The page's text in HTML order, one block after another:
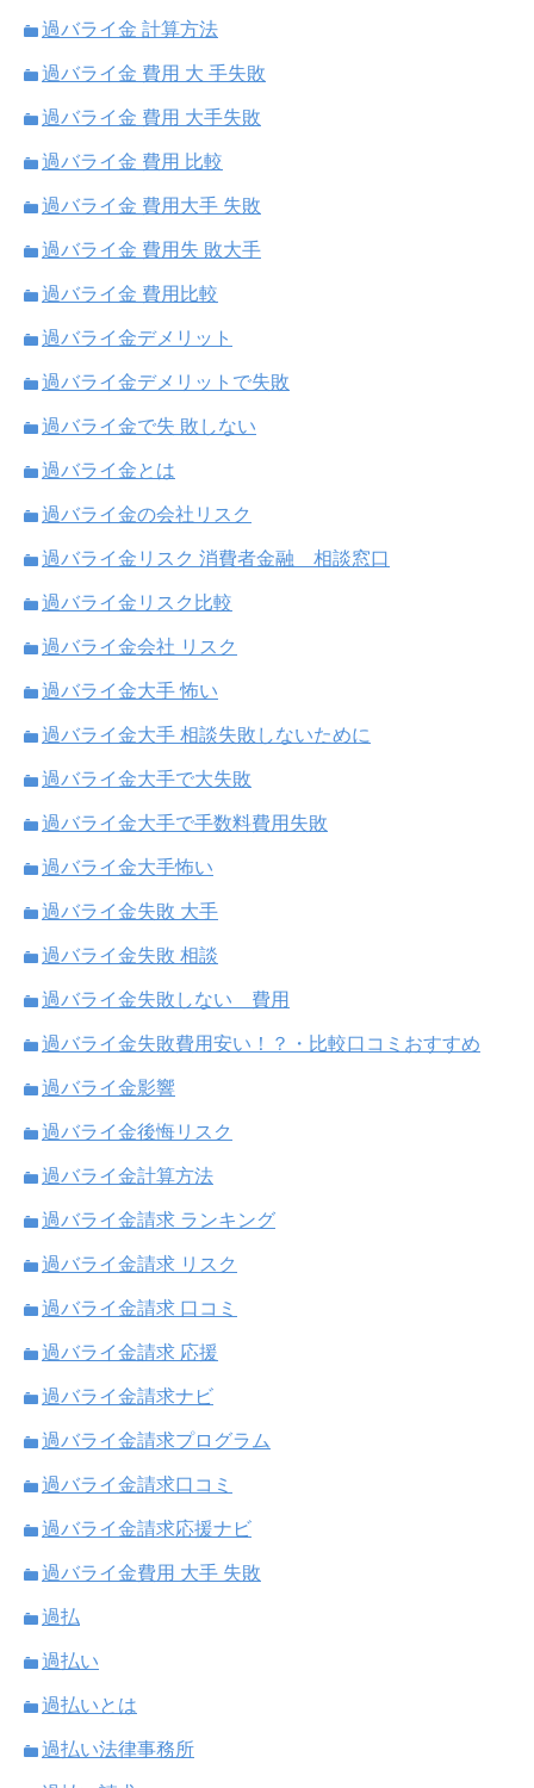
過バライ金 計算方法
過バライ金 費用 大 手失敗
過バライ金 費用 大手失敗
過バライ金 費用 比較
過バライ金 費用大手 失敗
過バライ金 費用失 敗大手
過バライ金 費用比較
過バライ金デメリット
過バライ金デメリットで失敗
過バライ金で失 敗しない
過バライ金とは
過バライ金の会社リスク
過バライ金リスク 消費者金融 相談窓口
過バライ金リスク比較
過バライ金会社 リスク
過バライ金大手 怖い
過バライ金大手 相談失敗しないために
過バライ金大手で大失敗
過バライ金大手で手数料費用失敗
過バライ金大手怖い
過バライ金失敗 大手
過バライ金失敗 相談
過バライ金失敗しない 費用
過バライ金失敗費用安い！？・比較口コミおすすめ
過バライ金影響
過バライ金後悔リスク
過バライ金計算方法
過バライ金請求 ランキング
過バライ金請求 リスク
過バライ金請求 口コミ
過バライ金請求 応援
過バライ金請求ナビ
過バライ金請求プログラム
過バライ金請求口コミ
過バライ金請求応援ナビ
過バライ金費用 大手 失敗
過払
過払い
過払いとは
過払い法律事務所